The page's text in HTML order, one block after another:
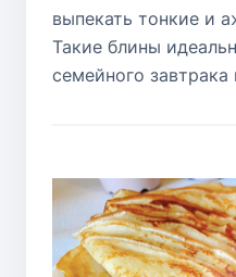
выпекать тонкие и
Такие блины
семейного